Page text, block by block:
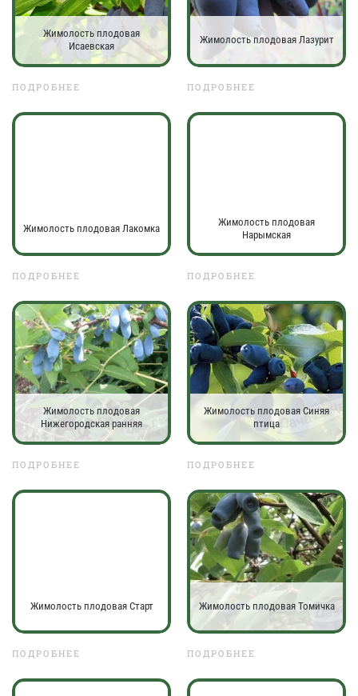
Жимолость плодовая
Исаевская
ПОДРОБНЕЕ
Жимолость плодовая Лазурит
ПОДРОБНЕЕ
Жимолость плодовая Лакомка
ПОДРОБНЕЕ
Жимолость плодовая
Нарымская
ПОДРОБНЕЕ
Жимолость плодовая
Нижегородская ранняя
ПОДРОБНЕЕ
Жимолость плодовая Синяя
птица
ПОДРОБНЕЕ
Жимолость плодовая Старт
ПОДРОБНЕЕ
Жимолость плодовая Томичка
ПОДРОБНЕЕ